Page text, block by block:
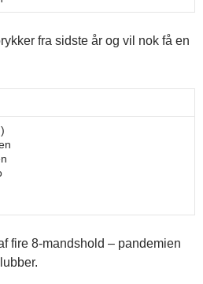
fra sidste år og vil nok få en
fire 8-mandshold – pandemien